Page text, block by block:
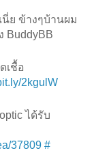
ย ข้างๆบ้านผม
BuddyBB
เชื้อ
2kgulW
ได้รับ
37809 #